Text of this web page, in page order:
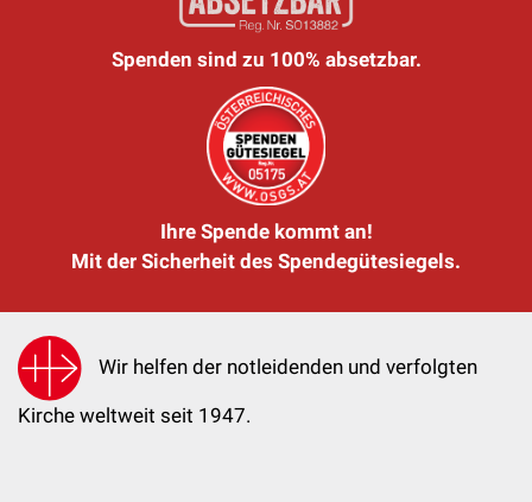
Spenden sind zu 100% absetzbar.
Ihre Spende kommt an!
Mit der Sicherheit des Spendegütesiegels.
Wir helfen der notleidenden und verfolgten
Kirche weltweit seit 1947.